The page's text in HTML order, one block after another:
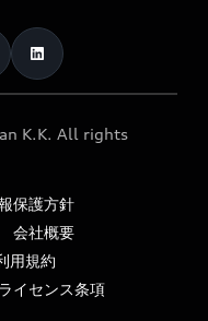
K.K. All rights
保護方針
会社概要
用規約
ライセンス条項